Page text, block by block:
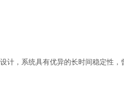
，系统具有优异的长时间稳定性，